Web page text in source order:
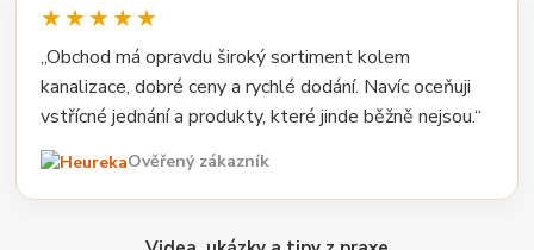
★★★★★
„Obchod má opravdu široký sortiment kolem
kanalizace, dobré ceny a rychlé dodání. Navíc oceňuji
vstřícné jednání a produkty, které jinde běžně nejsou.“
Ověřený zákazník